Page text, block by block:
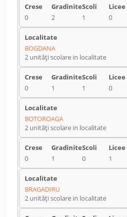
0 2 1 0
BOGDANA
2 unități scolare in localitate
0 1 1 0
BOTOROAGA
2 unități scolare in localitate
0 1 0 1
BRAGADIRU
2 unități scolare in localitate